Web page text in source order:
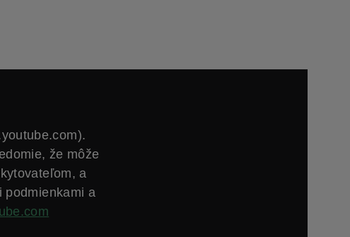
že môže
a
podmienkami a